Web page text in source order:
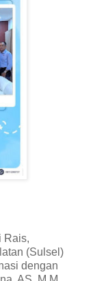
Rais,
(Sulsel)
dengan